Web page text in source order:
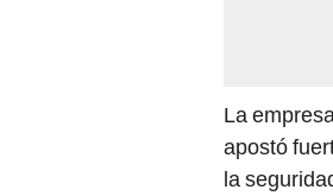
La
apostó
la